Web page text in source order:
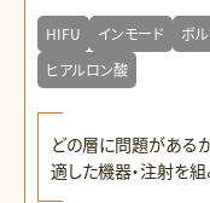
HIFU インモード ボ
ヒアルロン酸
どの層に問題がある
適した機器・注射を組